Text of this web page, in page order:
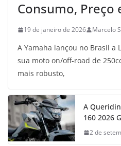
Consumo, Preço
19 de janeiro de 2026 Marcelo
A Yamaha lançou no Brasil a
sua moto on/off-road de
mais robusto,
A
160 2026
2 de